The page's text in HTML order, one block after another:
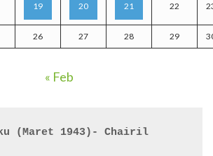
19 20 21 22
26 27 28 29
« Feb
(Maret 1943)- Chairil